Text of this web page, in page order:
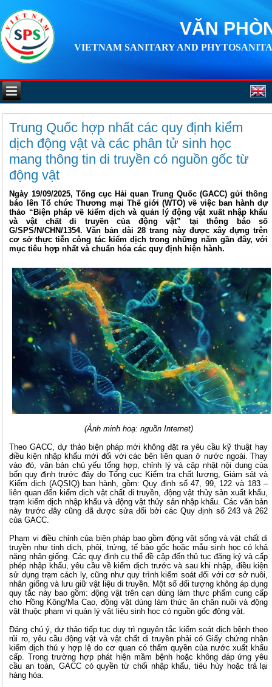
VĂN
VIETNAM SANITARY AND
Trung Quốc hợp nhất các quy định kiểm
dịch động vật và các phân tử sinh học
mang thông tin di truyền có nguồn gốc từ
động vật
Ngày 19/09/2025, Tổng cục Hải quan Trung Quốc (GACC) gửi thông
báo lên Tổ chức Thương mại Thế giới (WTO) về việc ban hành dự
thảo “Biện pháp về kiểm dịch và quản lý động vật xuất nhập khẩu
và vật chất di truyền của động vật” tại thông báo số
G/SPS/N/CHN/1354. Văn bản dài 28 trang này được xây dựng trên
cơ sở thực tiễn công tác kiểm dịch trong những năm gần đây, với
mục tiêu hợp nhất và chuẩn hóa các quy định hiện hành.
(Ảnh minh hoạ: nguồn Internet)
Theo GACC, dự thảo biện pháp mới không đặt ra yêu cầu kỹ thuật hay
điều kiện nhập khẩu mới đối với các bên liên quan ở nước ngoài. Thay
vào đó, văn bản chủ yếu tổng hợp, chỉnh lý và cập nhật nội dung của
bốn quy định trước đây do Tổng cục Kiểm tra chất lượng, Giám sát và
Kiểm dịch (AQSIQ) ban hành, gồm: Quy định số 47, 99, 122 và 183 –
liên quan đến kiểm dịch vật chất di truyền, động vật thủy sản xuất khẩu,
trạm kiểm dịch nhập khẩu và động vật thủy sản nhập khẩu. Các văn bản
này trước đây cũng đã được sửa đổi bởi các Quy định số 243 và 262
của GACC.
Phạm vi điều chỉnh của biện pháp bao gồm động vật sống và vật chất di
truyền như tinh dịch, phôi, trứng, tế bào gốc hoặc mẫu sinh học có khả
năng nhân giống. Các quy định cụ thể đề cập đến thủ tục đăng ký và cấp
phép nhập khẩu, yêu cầu về kiểm dịch trước và sau khi nhập, điều kiện
sử dụng trạm cách ly, cũng như quy trình kiểm soát đối với cơ sở nuôi,
nhân giống và lưu giữ vật liệu di truyền. Một số đối tượng không áp dụng
quy tắc này bao gồm: động vật trên cạn dùng làm thực phẩm cung cấp
cho Hồng Kông/Ma Cao, động vật dùng làm thức ăn chăn nuôi và động
vật thuộc phạm vi quản lý vật liệu sinh học có nguồn gốc động vật.
Đáng chú ý, dự thảo tiếp tục duy trì nguyên tắc kiểm soát dịch bệnh theo
rủi ro, yêu cầu động vật và vật chất di truyền phải có Giấy chứng nhận
kiểm dịch thú y hợp lệ do cơ quan có thẩm quyền của nước xuất khẩu
cấp. Trong trường hợp phát hiện mầm bệnh hoặc không đáp ứng yêu
cầu an toàn, GACC có quyền từ chối nhập khẩu, tiêu hủy hoặc trả lại
hàng hóa.